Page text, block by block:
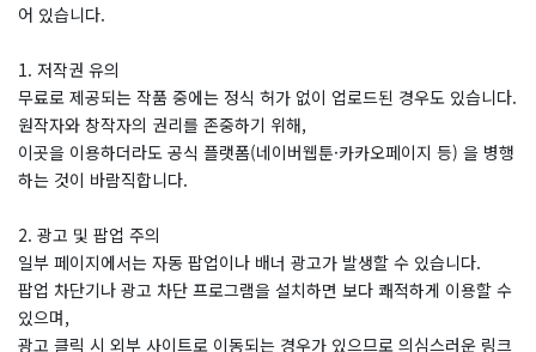
어 있습니다.
1. 저작권 유의
무료로 제공되는 작품 중에는 정식 허가 없이 업로드된 경우도 있습니다.
원작자와 창작자의 권리를 존중하기 위해,
이곳을 이용하더라도 공식 플랫폼(네이버웹툰·카카오페이지 등) 을 병행
하는 것이 바람직합니다.
2. 광고 및 팝업 주의
일부 페이지에서는 자동 팝업이나 배너 광고가 발생할 수 있습니다.
팝업 차단기나 광고 차단 프로그램을 설치하면 보다 쾌적하게 이용할 수
있으며,
광고 클릭 시 외부 사이트로 이동되는 경우가 있으므로 의심스러운 링크